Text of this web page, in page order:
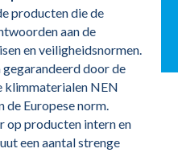
producten die de
aan de
en veiligheidsnormen.
door de
klimmaterialen NEN
de Europese norm.
op producten intern en
een aantal strenge